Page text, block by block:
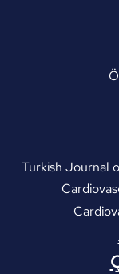
Turkish Journal